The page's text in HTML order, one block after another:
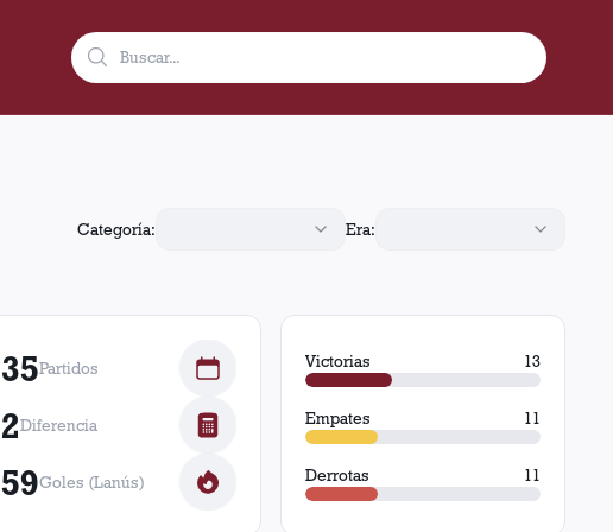
Categoría: Era:
35Partidos
2Diferencia
59Goles (Lanús)
Victorias 13
Empates 11
Derrotas 11